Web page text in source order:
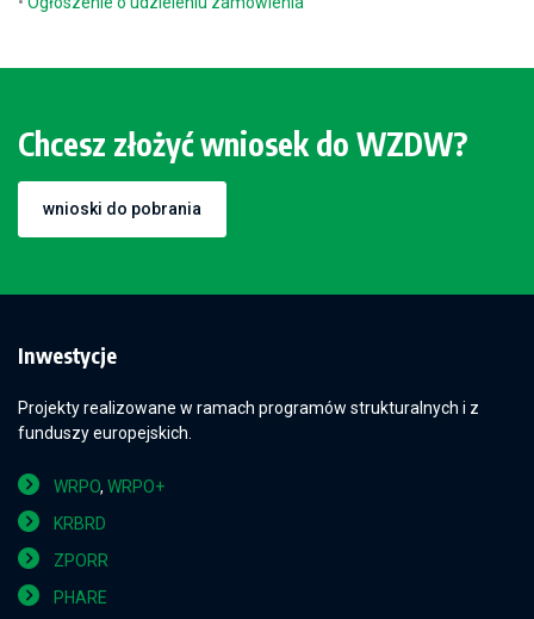
Chcesz złożyć wniosek do WZDW?
wnioski do pobrania
Inwestycje
Projekty realizowane w ramach programów strukturalnych i z
funduszy europejskich.
WRPO, WRPO+
KRBRD
ZPORR
PHARE